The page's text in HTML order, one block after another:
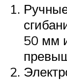
50 мм